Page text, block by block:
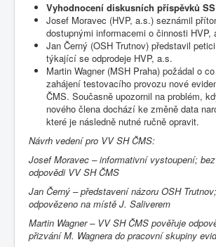
Vyhodnocení diskusních příspěvků SS
Josef Moravec (HVP, a.s.) seznámil
dostupnými informacemi o činnosti HVP,
Jan Černý (OSH Trutnov) představil
týkající se odprodeje HVP, a.s.
Martin Wagner (MSH Praha) požádal o
zahájení testovacího provozu nové
ČMS. Současně upozornil na problém,
nového člena dochází ke změně data
které je následně nutné ručně opravit.
Návrh vedení pro VV SH ČMS:
Josef Moravec – informativní vystoupení;
odpovědi VV SH ČMS
Jan Černý – představení názoru OSH
odpovězeno na místě J. Saliverem
Martin Wagner – VV SH ČMS pověřuje
přizvání M. Wagnera do pracovní skupiny